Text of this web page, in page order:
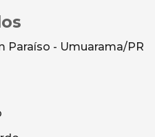
Paraíso - Umuarama/PR